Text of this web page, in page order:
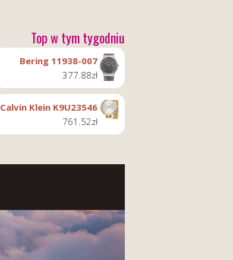
Top w tym tygodniu
Bering 11938-007
377.88zł
Calvin Klein K9U23546
761.52zł